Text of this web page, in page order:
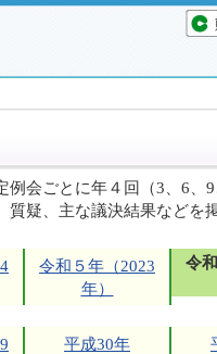
例会ごとに年４回（3、6、
疑、主な議決結果などを
令和５年（2023
年）
令
平成30年